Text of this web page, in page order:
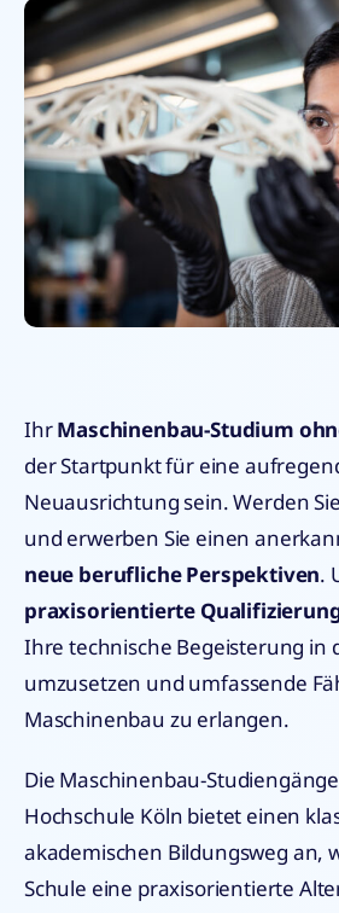
IhrMaschinenbau-Studium
der Startpunkt für eine
Neuausrichtung sein. Werden Sie
und erwerben Sie einen
neue berufliche Perspektiven.
praxisorientierte
Ihre technische Begeisterung in
umzusetzen und umfassende
Maschinenbau zu erlangen.
Die Maschinenbau-
Hochschule Köln bietet einen
akademischen Bildungsweg an,
Schule eine praxisorientierte